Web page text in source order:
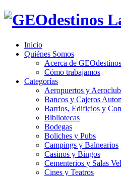
Inicio
Quiénes Somos
Acerca de GEOdestinos
Cómo trabajamos
Categorías
Aeropuertos y
Bancos y Cajeros
Barrios, Edificios y
Bibliotecas
Bodegas
Boliches y Pubs
Campings y Balnearios
Casinos y Bingos
Cementerios y Salas
Cines y Teatros